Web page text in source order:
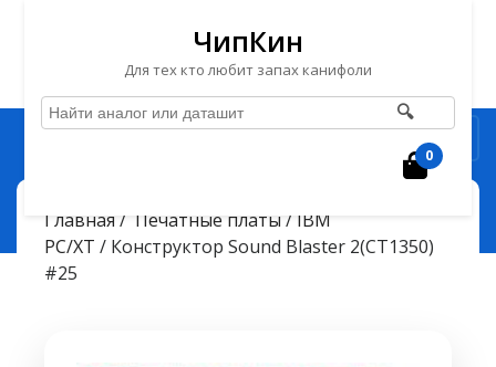
Перейти
содержимому
ЧипКин
Для тех кто любит запах канифоли
🔍
0
ЧипКин> > Конструктор Sound Blaster 2(CT1350) #25
Главная/ `Печатные платы/ IBM
PC/XT / Конструктор Sound Blaster 2(CT1350)
#25